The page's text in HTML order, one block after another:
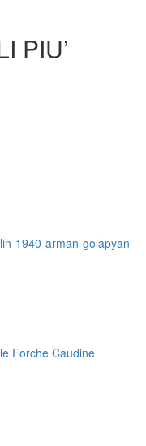
PIU’